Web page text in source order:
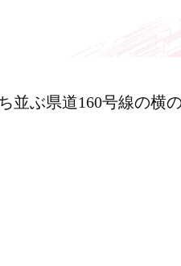
並ぶ県道160号線の横